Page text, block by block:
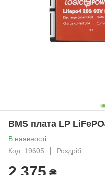
BMS плата LP
В наявності
Код: 19605
Роздріб
2 375